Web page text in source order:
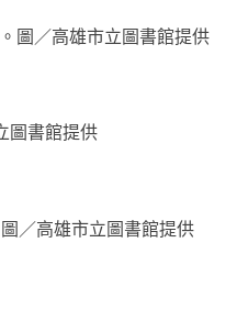
圖／高雄市立圖書館提供
圖書館提供
／高雄市立圖書館提供